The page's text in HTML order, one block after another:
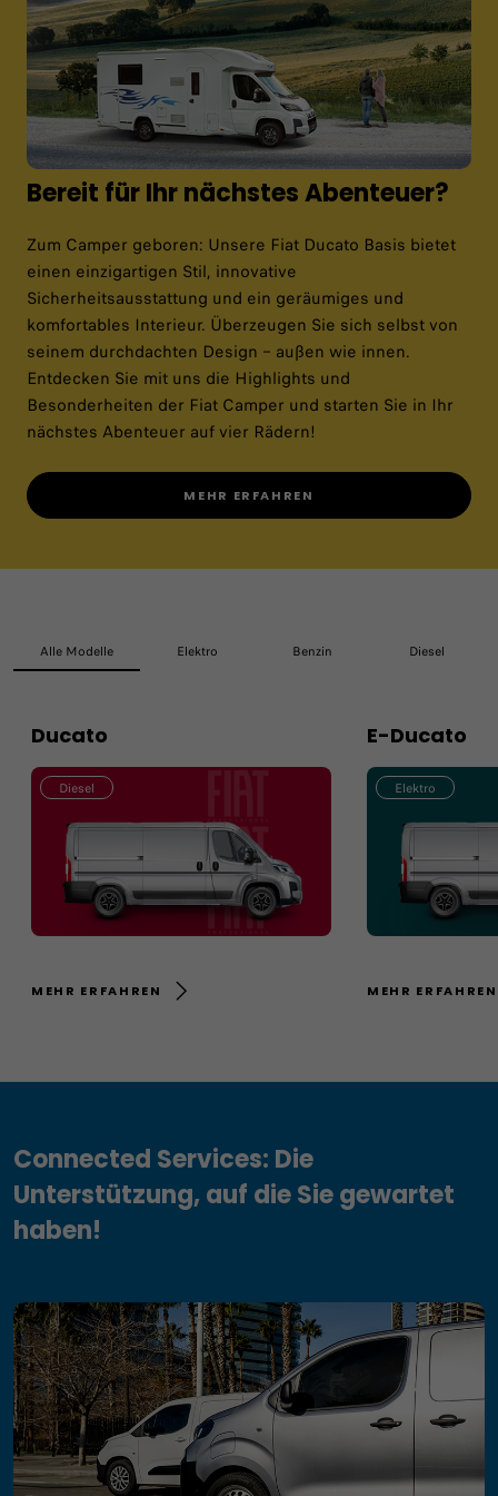
Bereit für Ihr nächstes Abenteuer?
Zum Camper geboren: Unsere Fiat Ducato Basis bietet
einen einzigartigen Stil, innovative
Sicherheitsausstattung und ein geräumiges und
komfortables Interieur. Überzeugen Sie sich selbst von
seinem durchdachten Design – außen wie innen.
Entdecken Sie mit uns die Highlights und
Besonderheiten der Fiat Camper und starten Sie in Ihr
nächstes Abenteuer auf vier Rädern!
MEHR ERFAHREN
Alle Modelle Elektro Benzin Diesel
Ducato
Diesel
MEHR ERFAHREN
E-Ducato
Elektro
MEHR ERFAHREN
Connected Services: Die
Unterstützung, auf die Sie gewartet
haben!